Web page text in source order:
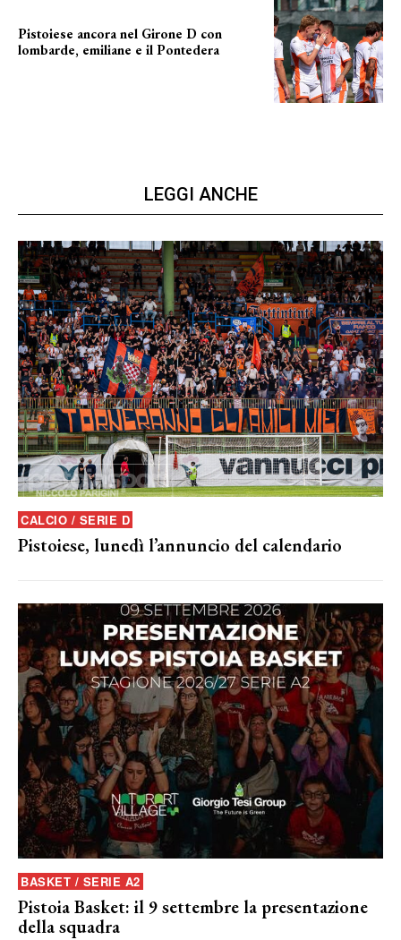
Pistoiese ancora nel Girone D con
lombarde, emiliane e il Pontedera
LEGGI ANCHE
CALCIO / SERIE D
Pistoiese, lunedì l’annuncio del calendario
BASKET / SERIE A2
Pistoia Basket: il 9 settembre la presentazione
della squadra